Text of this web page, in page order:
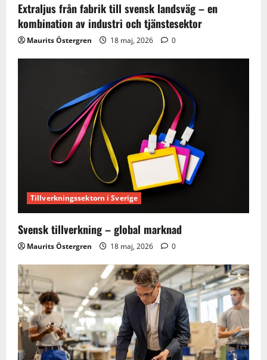
Extraljus från fabrik till svensk landsväg – en
kombination av industri och tjänstesektor
Maurits Östergren 18 maj, 2026 0
Tillverkningssektorn i Sverige
Svensk tillverkning – global marknad
Maurits Östergren 18 maj, 2026 0